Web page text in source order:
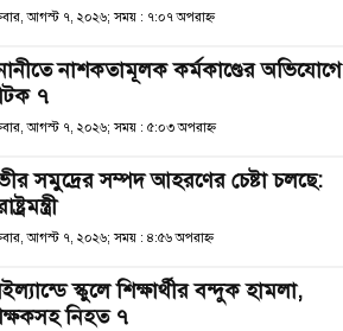
আগস্ট ৭, ২০২৬; সময় : ৭:০৭ অপরাহ্ণ
নাশকতামূলক কর্মকাণ্ডের অভিযোগে
৭
আগস্ট ৭, ২০২৬; সময় : ৫:০৩ অপরাহ্ণ
সমুদ্রের সম্পদ আহরণের চেষ্টা চলছে:
আগস্ট ৭, ২০২৬; সময় : ৪:৫৬ অপরাহ্ণ
স্কুলে শিক্ষার্থীর বন্দুক হামলা,
নিহত ৭